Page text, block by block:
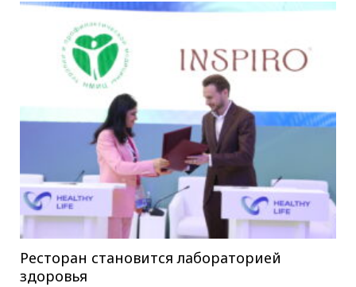
Ресторан становится лабораторией
здоровья